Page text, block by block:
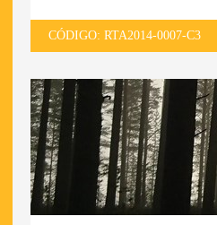
CÓDIGO: RTA2014-0007-C3